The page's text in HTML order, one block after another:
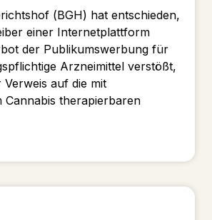
(BGH) hat entschieden,
einer Internetplattform
der Publikumswerbung für
Arzneimittel verstößt,
auf die mit
Cannabis therapierbaren